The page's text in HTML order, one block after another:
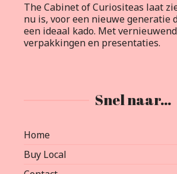
The Cabinet of Curiositeas laat
nu is, voor een nieuwe generatie
een ideaal kado. Met
verpakkingen en presentaties.
Snel naar…
Home
Buy Local